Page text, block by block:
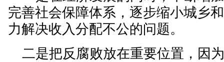
完善社会保障体系，逐步缩小城乡
力解决收入分配不公的问题。
二是把反腐败放在重要位置，因